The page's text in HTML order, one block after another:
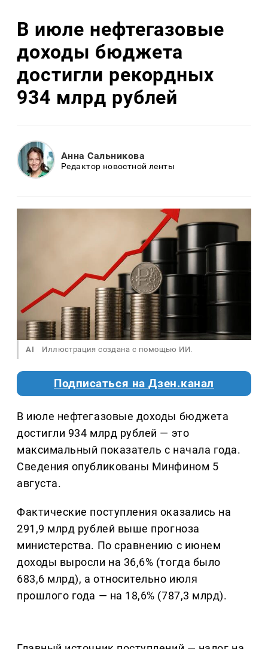
В июле нефтегазовые
доходы бюджета
достигли рекордных
934 млрд рублей
Анна Сальникова
Редактор новостной ленты
AI Иллюстрация создана с помощью ИИ.
Подписаться на Дзен.канал
В июле нефтегазовые доходы бюджета
достигли 934 млрд рублей — это
максимальный показатель с начала года.
Сведения опубликованы Минфином 5
августа.
Фактические поступления оказались на
291,9 млрд рублей выше прогноза
министерства. По сравнению с июнем
доходы выросли на 36,6% (тогда было
683,6 млрд), а относительно июля
прошлого года — на 18,6% (787,3 млрд).